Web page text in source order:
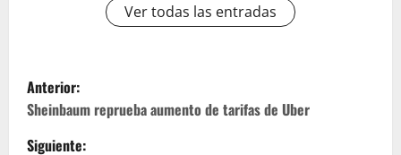
Ver todas las entradas
N
a
Anterior:
Sheinbaum reprueba aumento de tarifas de Uber
Siguiente: